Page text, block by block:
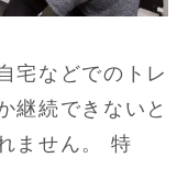
宅などでのトレ
継続できないと
ません。 特